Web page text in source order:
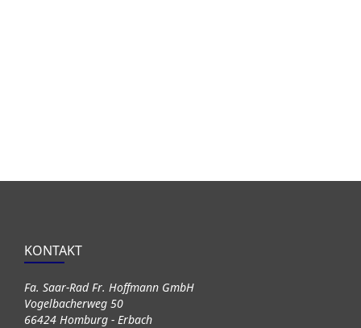
KONTAKT
Fa. Saar-Rad Fr. Hoffmann GmbH
Vogelbacherweg 50
66424 Homburg - Erbach